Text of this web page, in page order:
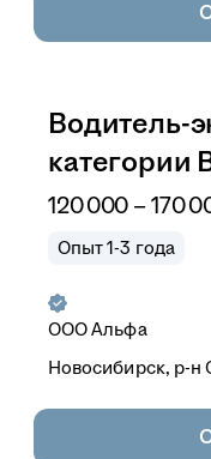
Водитель-
категории
120 000 –170
Опыт 1-3 года
ОООАльфа
Новосибирск, р-н